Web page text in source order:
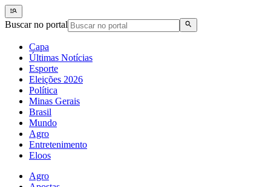
Buscar no portal
Capa
Últimas Notícias
Esporte
Eleições 2026
Política
Minas Gerais
Brasil
Mundo
Agro
Entretenimento
Eloos
Agro